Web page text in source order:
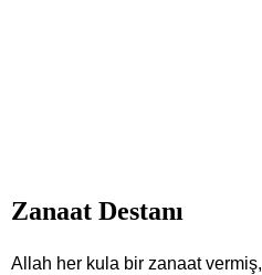
Zanaat Destanı
Allah her kula bir zanaat vermiş,